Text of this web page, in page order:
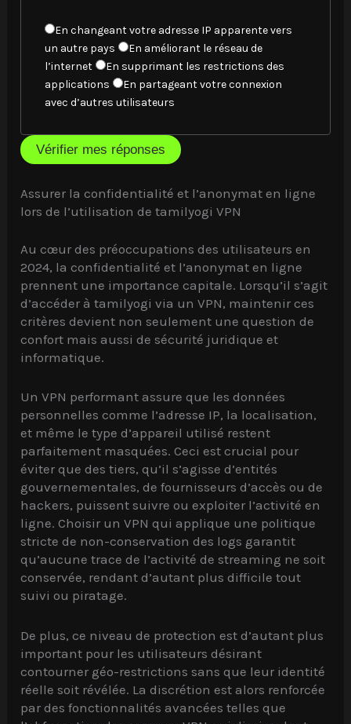
r
r
e
c
t
s
.
e
r
é
p
o
s
e
l
m
l
e
u
e
p
o
n
s
e
.
C
h
o
i
s
s
s
z
l
m
e
i
l
l
e
u
e
é
p
s
En changeant votre adresse IP apparente vers
un autre pays
En améliorant le réseau de
l’internet
En supprimant les restrictions des
applications
En partageant votre connexion
avec d’autres utilisateurs
Vérifier mes réponses
Assurer la confidentialité et l’anonymat en ligne
lors de l’utilisation de tamilyogi VPN
Au cœur des préoccupations des utilisateurs en
2024, la confidentialité et l’anonymat en ligne
prennent une importance capitale. Lorsqu’il s’agit
d’accéder à tamilyogi via un VPN, maintenir ces
critères devient non seulement une question de
confort mais aussi de sécurité juridique et
informatique.
Un VPN performant assure que les données
personnelles comme l’adresse IP, la localisation,
et même le type d’appareil utilisé restent
parfaitement masquées. Ceci est crucial pour
éviter que des tiers, qu’il s’agisse d’entités
gouvernementales, de fournisseurs d’accès ou de
hackers, puissent suivre ou exploiter l’activité en
ligne. Choisir un VPN qui applique une politique
stricte de non-conservation des logs garantit
qu’aucune trace de l’activité de streaming ne soit
conservée, rendant d’autant plus difficile tout
suivi ou piratage.
De plus, ce niveau de protection est d’autant plus
important pour les utilisateurs désirant
contourner géo-restrictions sans que leur identité
réelle soit révélée. La discrétion est alors renforcée
par des fonctionnalités avancées telles que